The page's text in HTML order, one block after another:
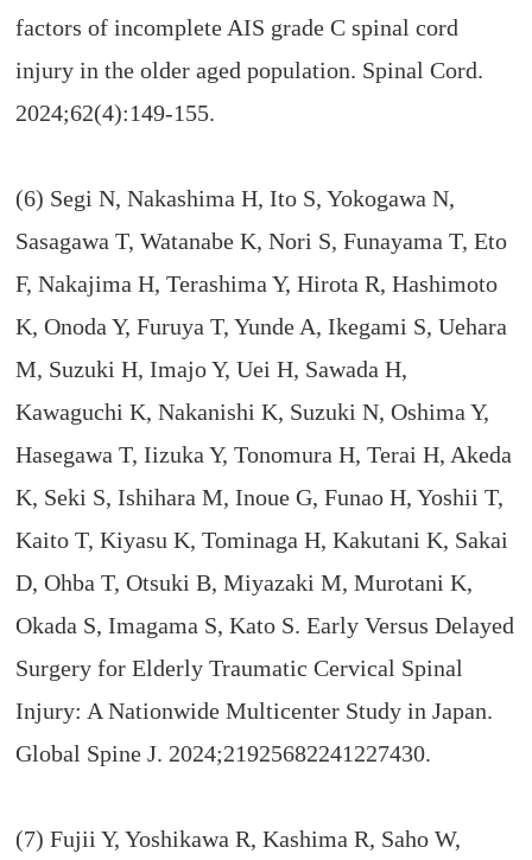
factors of incomplete AIS grade C spinal cord
injury in the older aged population. Spinal Cord.
2024;62(4):149-155.
(6) Segi N, Nakashima H, Ito S, Yokogawa N,
Sasagawa T, Watanabe K, Nori S, Funayama T, Eto
F, Nakajima H, Terashima Y, Hirota R, Hashimoto
K, Onoda Y, Furuya T, Yunde A, Ikegami S, Uehara
M, Suzuki H, Imajo Y, Uei H, Sawada H,
Kawaguchi K, Nakanishi K, Suzuki N, Oshima Y,
Hasegawa T, Iizuka Y, Tonomura H, Terai H, Akeda
K, Seki S, Ishihara M, Inoue G, Funao H, Yoshii T,
Kaito T, Kiyasu K, Tominaga H, Kakutani K, Sakai
D, Ohba T, Otsuki B, Miyazaki M, Murotani K,
Okada S, Imagama S, Kato S. Early Versus Delayed
Surgery for Elderly Traumatic Cervical Spinal
Injury: A Nationwide Multicenter Study in Japan.
Global Spine J. 2024;21925682241227430.
(7) Fujii Y, Yoshikawa R, Kashima R, Saho W,